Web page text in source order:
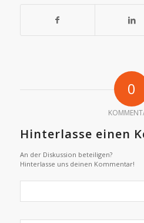
0
Hinterlasse einen
An der Diskussion beteiligen?
Hinterlasse uns deinen Kommentar!